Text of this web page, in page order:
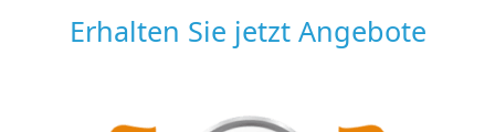
Erhalten Sie jetzt Angebote